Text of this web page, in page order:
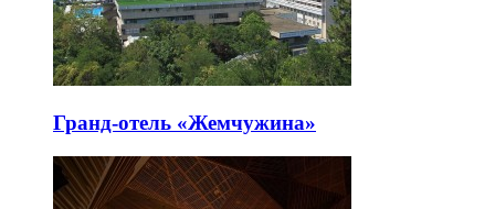
Гранд-отель «Жемчужина»